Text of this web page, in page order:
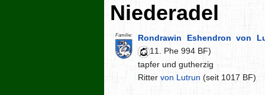
Niederadel
Familie:
Rondrawin Eshendron von
11. Phe 994 BF)
tapfer und gutherzig
Ritter von Lutrun (seit 1017 BF)